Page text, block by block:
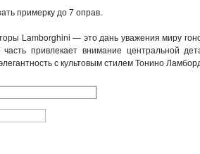
примерку до 7 оправ.
Lamborghini — это дань уважения миру
привлекает внимание центральной
с культовым стилем Тонино